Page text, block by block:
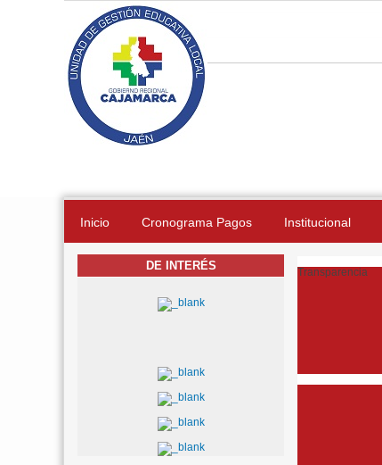
Pasar al contenido principal
Inicio Cronograma Pagos Institucional
DE INTERÉS Transparencia